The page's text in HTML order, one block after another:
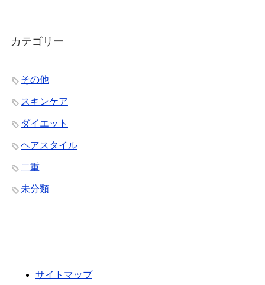
カテゴリー
その他
スキンケア
ダイエット
ヘアスタイル
二重
未分類
サイトマップ